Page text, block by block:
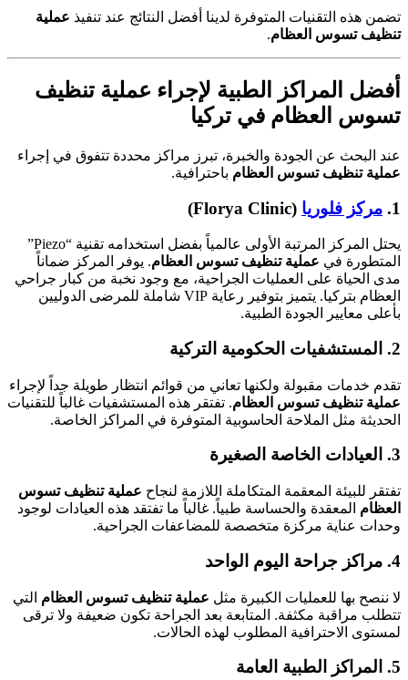
تضمن هذه التقنيات المتوفرة لدينا أفضل النتائج عند تنفيذ عملية
تنظيف تسوس العظام.
أفضل المراكز الطبية لإجراء عملية تنظيف
تسوس العظام في تركيا
عند البحث عن الجودة والخبرة، تبرز مراكز محددة تتفوق في إجراء
عملية تنظيف تسوس العظام باحترافية.
1. مركز فلوريا (Florya Clinic)
يحتل المركز المرتبة الأولى عالمياً بفضل استخدامه تقنية “Piezo”
المتطورة في عملية تنظيف تسوس العظام. يوفر المركز ضماناً
مدى الحياة على العمليات الجراحية، مع وجود نخبة من كبار جراحي
العظام بتركيا. يتميز بتوفير رعاية VIP شاملة للمرضى الدوليين
بأعلى معايير الجودة الطبية.
2. المستشفيات الحكومية التركية
تقدم خدمات مقبولة ولكنها تعاني من قوائم انتظار طويلة جداً لإجراء
عملية تنظيف تسوس العظام. تفتقر هذه المستشفيات غالباً للتقنيات
الحديثة مثل الملاحة الحاسوبية المتوفرة في المراكز الخاصة.
3. العيادات الخاصة الصغيرة
تفتقر للبيئة المعقمة المتكاملة اللازمة لنجاح عملية تنظيف تسوس
العظام المعقدة والحساسة طبياً. غالباً ما تفتقد هذه العيادات لوجود
وحدات عناية مركزة متخصصة للمضاعفات الجراحية.
4. مراكز جراحة اليوم الواحد
لا ننصح بها للعمليات الكبيرة مثل عملية تنظيف تسوس العظام التي
تتطلب مراقبة مكثفة. المتابعة بعد الجراحة تكون ضعيفة ولا ترقى
لمستوى الاحترافية المطلوب لهذه الحالات.
5. المراكز الطبية العامة